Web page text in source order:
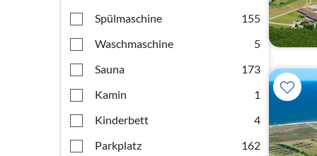
Spülmaschine
155
Waschmaschine
5
Sauna
173
Kamin
1
Kinderbett
4
Parkplatz
162